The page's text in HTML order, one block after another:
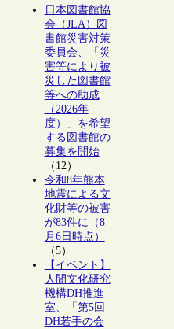
日本図書館協
会（JLA）図
書館災害対策
委員会、「災
害等により被
災した図書館
等への助成
（2026年
度）」を希望
する図書館の
募集を開始
（12）
令和8年熊本
地震による文
化財等の被害
が83件に（8
月6日時点）
（5）
【イベント】
人間文化研究
機構DH推進
室、「第5回
DH若手の会